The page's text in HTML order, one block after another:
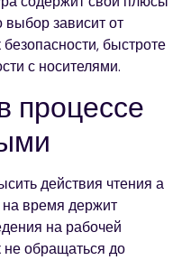
выбор зависит от
быстроте
с носителями.
процессе
действия чтения а
время держит
на рабочей
не обращаться до